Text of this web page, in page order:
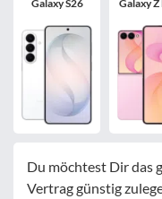
Handy-Speicher
Filter zurücksetzen
Galaxy S26 Galaxy Z
Du möchtest Dir das
Vertrag günstig